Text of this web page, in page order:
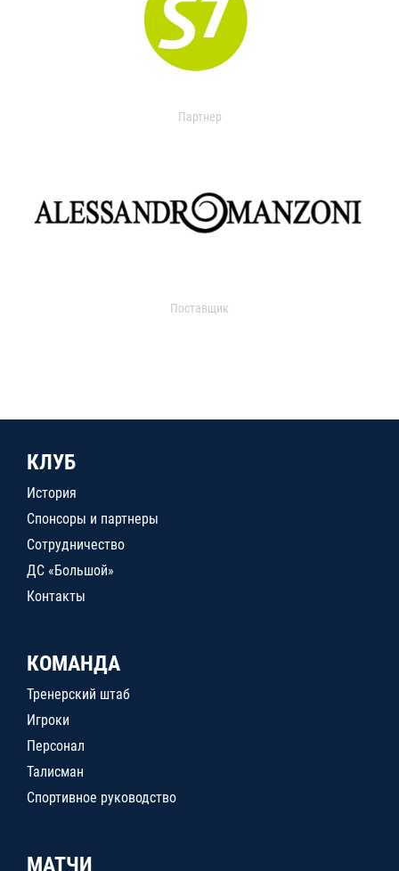
Партнер
Поставщик
КЛУБ
История
Спонсоры и партнеры
Сотрудничество
ДС «Большой»
Контакты
КОМАНДА
Тренерский штаб
Игроки
Персонал
Талисман
Спортивное руководство
МАТЧИ